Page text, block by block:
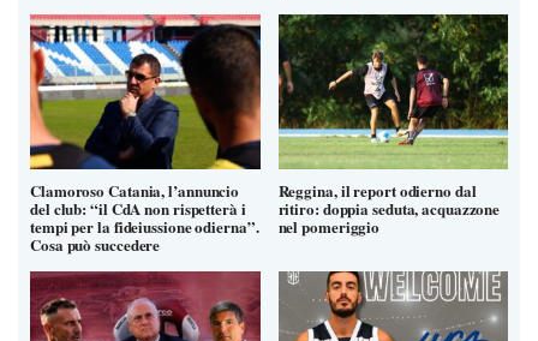
Clamoroso Catania, l’annuncio
del club: “il CdA non rispetterà i
tempi per la fideiussione odierna”.
Cosa può succedere
Reggina, il report odierno dal
ritiro: doppia seduta, acquazzone
nel pomeriggio